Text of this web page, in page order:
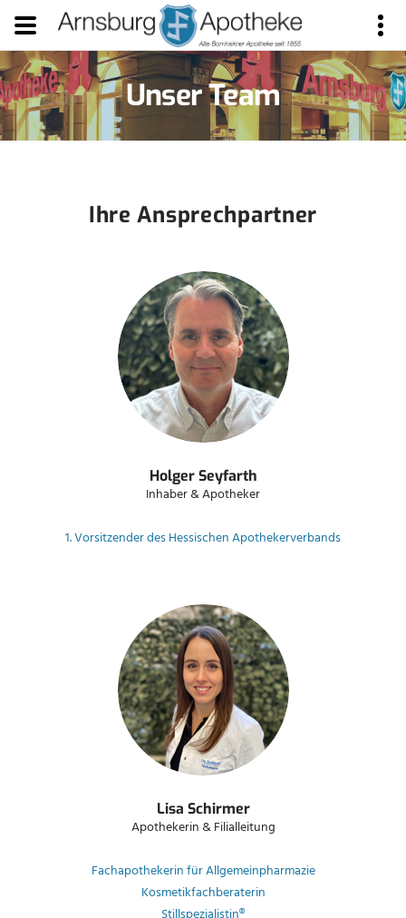
Team Unser Team Unser
Ihre Ansprechpartner
Holger Seyfarth
Inhaber & Apotheker
1. Vorsitzender des Hessischen Apothekerverbands
Lisa Schirmer
Apothekerin & Filialleitung
Fachapothekerin für Allgemeinpharmazie
Kosmetikfachberaterin